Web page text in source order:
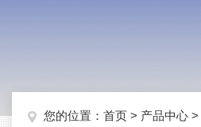
您的位置： 首页 > 产品中心 >